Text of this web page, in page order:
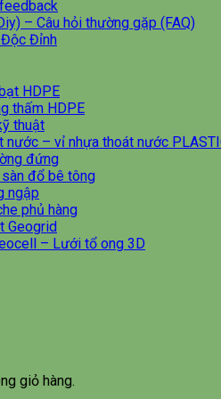
– Câu hỏi thường gặp (FAQ)
Đỉnh
HDPE
thấm HDPE
thuật
nước – vỉ nhựa thoát nước
đứng
đổ bê tông
ngập
phủ hàng
Geogrid
– Lưới tổ ong 3D
giỏ hàng.